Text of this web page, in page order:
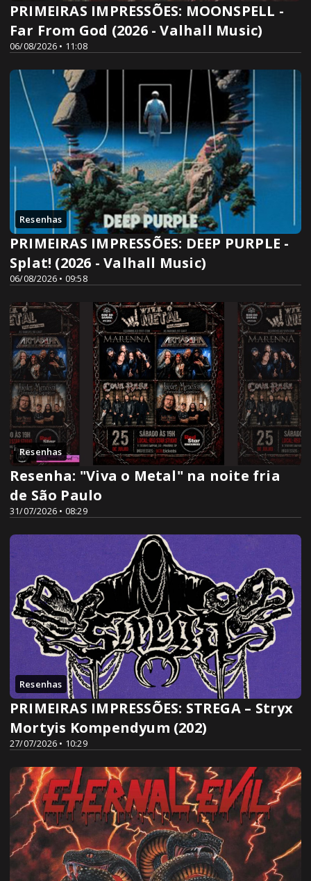
06/08/2026 • 11:08
PRIMEIRAS IMPRESSÕES: MOONSPELL -
Far From God (2026 - Valhall Music)
Resenhas
06/08/2026 • 09:58
PRIMEIRAS IMPRESSÕES: DEEP PURPLE -
Splat! (2026 - Valhall Music)
Resenhas
31/07/2026 • 08:29
Resenha: "Viva o Metal" na noite fria
de São Paulo
Resenhas
27/07/2026 • 10:29
PRIMEIRAS IMPRESSÕES: STREGA – Stryx
Mortyis Kompendyum (202)